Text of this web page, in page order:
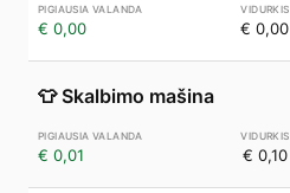
€ 0,00 € 0,00
👕 Skalbimo mašina
€ 0,01 € 0,10